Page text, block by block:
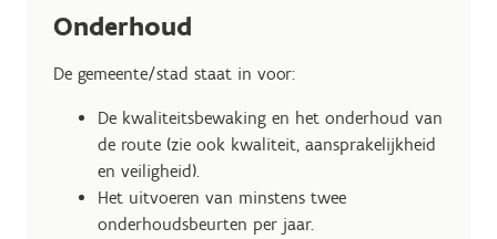
Onderhoud
De gemeente/stad staat in voor:
De kwaliteitsbewaking en het onderhoud van
de route (zie ook kwaliteit, aansprakelijkheid
en veiligheid).
Het uitvoeren van minstens twee
onderhoudsbeurten per jaar.